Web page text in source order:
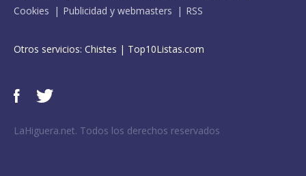
Cookies
Publicidad y webmasters RSS
Otros servicios: Chistes | Top10Listas.com
LaHiguera.net. Todos los derechos reservados